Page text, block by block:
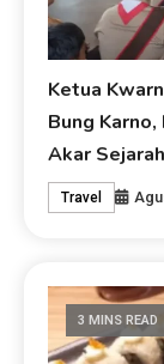
Ketua
Bung
Akar Sejarah
Travel
3 MINS READ